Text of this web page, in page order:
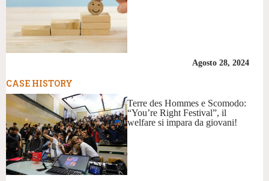
Agosto 28, 2024
CASE HISTORY
Terre des Hommes e Scomodo:
“You’re Right Festival”, il
welfare si impara da giovani!